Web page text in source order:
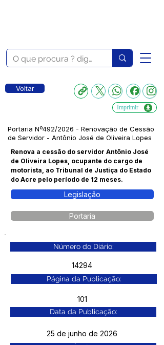
Voltar
Imprimir
Portaria Nº492/2026 - Renovação de Cessão
de Servidor - Antônio José de Oliveira Lopes
Renova a cessão do servidor Antônio José
de Oliveira Lopes, ocupante do cargo de
motorista, ao Tribunal de Justiça do Estado
do Acre pelo período de 12 meses.
Legislação
Portaria
Número do Diário:
14294
Página da Publicação:
101
Data da Publicação:
25 de junho de 2026